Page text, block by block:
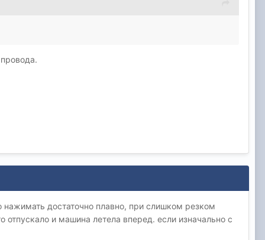
достаточно плавно, при слишком резком
отпускало и машина летела вперед. если изначально с